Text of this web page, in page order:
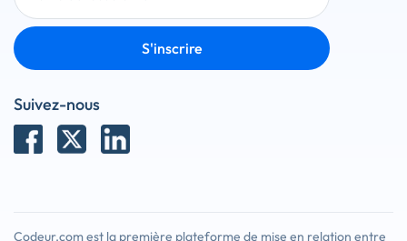
S'inscrire
Suivez-nous
Codeur.com est la première plateforme de mise en relation entre